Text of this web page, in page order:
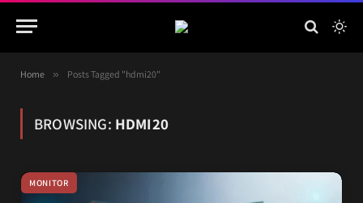
Home » Posts Tagged "hdmi20"
BROWSING: HDMI20
MONITOR